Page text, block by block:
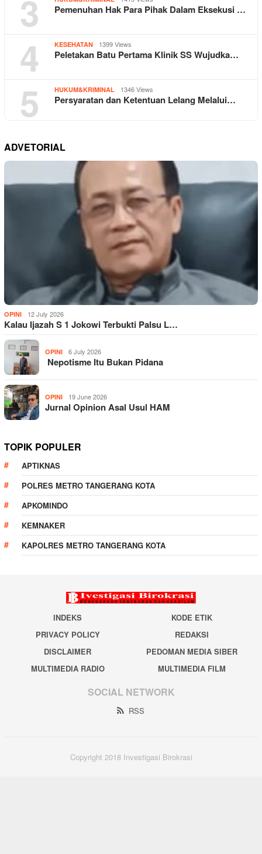
3 Pemenuhan Hak Para Pihak Dalam Eksekusi …
4 KESEHATAN 1399 Views
Peletakan Batu Pertama Klinik SS Wujudka…
5 HUKUM&KRIMINAL 1346 Views
Persyaratan dan Ketentuan Lelang Melalui…
ADVETORIAL
OPINI 12 July 2026
Kalau Ijazah S 1 Jokowi Terbukti Palsu L…
OPINI 6 July 2026
Nepotisme Itu Bukan Pidana
OPINI 19 June 2026
Jurnal Opinion Asal Usul HAM
TOPIK POPULER
APTIKNAS
POLRES METRO TANGERANG KOTA
APKOMINDO
KEMNAKER
KAPOLRES METRO TANGERANG KOTA
INDEKS
KODE ETIK
PRIVACY POLICY
REDAKSI
DISCLAIMER
PEDOMAN MEDIA SIBER
MULTIMEDIA RADIO
MULTIMEDIA FILM
SOCIAL NETWORK
RSS
Copyright 2018 Investigasi Birokrasi